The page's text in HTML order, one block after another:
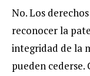
No. Los
reconocer la
integridad de la
pueden cederse.